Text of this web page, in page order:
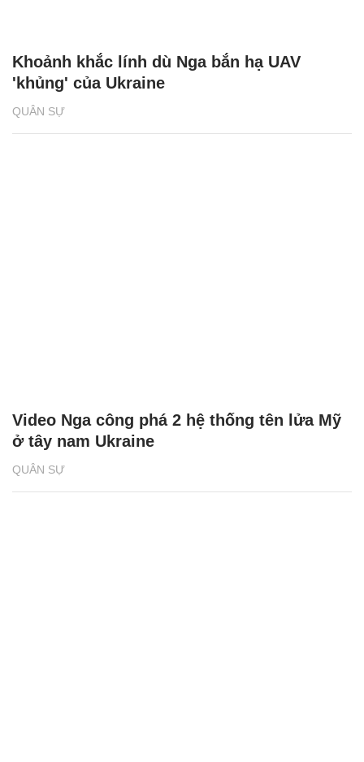
QUÂN SỰ
Khoảnh khắc lính dù Nga bắn hạ UAV
'khủng' của Ukraine
QUÂN SỰ
Video Nga công phá 2 hệ thống tên lửa Mỹ
ở tây nam Ukraine